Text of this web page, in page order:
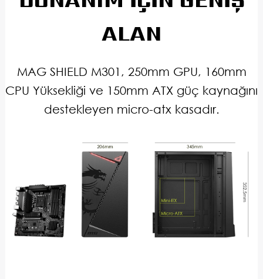
ALAN
MAG SHIELD M301, 250mm GPU, 160mm
CPU Yüksekliği ve 150mm ATX güç kaynağını
destekleyen micro-atx kasadır.